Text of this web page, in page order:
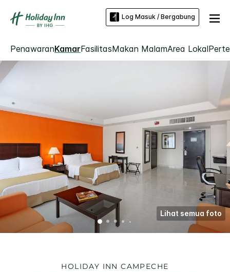
Log Masuk / Bergabung
PenawaranKamarFasilitasMakan MalamArea Lokal
Lihat semua foto
HOLIDAY INN CAMPECHE